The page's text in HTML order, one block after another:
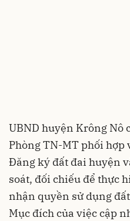
UBND huyện Krông Nô
Phòng TN-MT phối hợp
Đăng ký đất đai huyện
soát, đối chiếu để thực
nhận quyền sử dụng
Mục đích của việc cập